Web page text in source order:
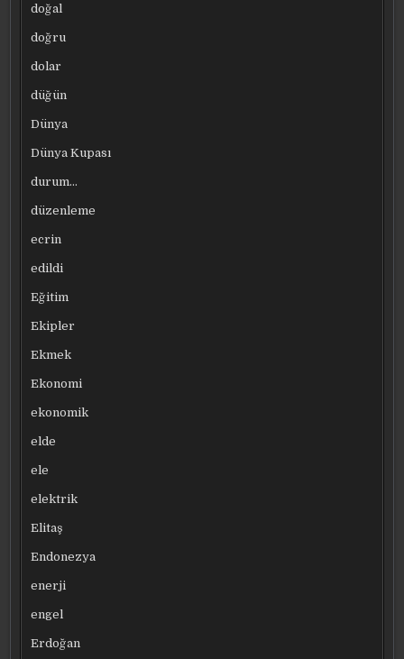
doğal
doğru
dolar
düğün
Dünya
Dünya Kupası
durum…
düzenleme
ecrin
edildi
Eğitim
Ekipler
Ekmek
Ekonomi
ekonomik
elde
ele
elektrik
Elitaş
Endonezya
enerji
engel
Erdoğan